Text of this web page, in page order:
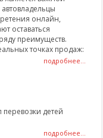
онлайн,
оставаться
преимуществ.
точках продаж:
подробнее...
детей
подробнее...